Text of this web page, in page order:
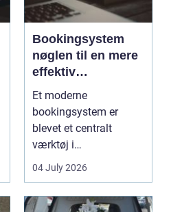
Bookingsystem
nøglen til en mere
effektiv
klinikhverdag
Et moderne
bookingsystem er
blevet et centralt
værktøj i
sundhedssektoren.
Klinikker, praksis og
beh...
04 July 2026